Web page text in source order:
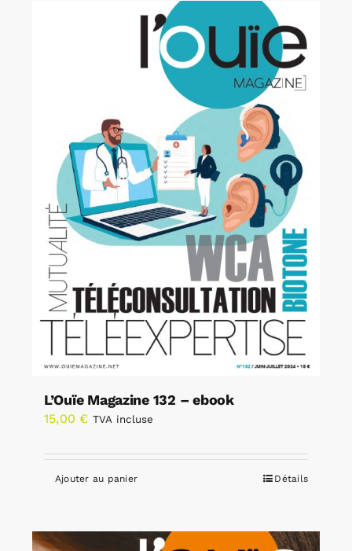
L’Ouïe Magazine 132 – ebook
15,00 € TVA incluse
Ajouter au panier Détails